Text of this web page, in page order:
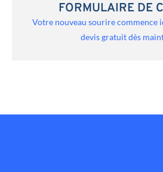
FORMULAIRE DE
Votre nouveau sourire commence
devis gratuit dès